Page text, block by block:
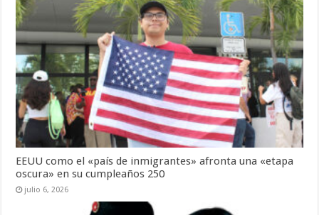
EEUU como el «país de inmigrantes» afronta una «etapa
oscura» en su cumpleaños 250
julio 6, 2026